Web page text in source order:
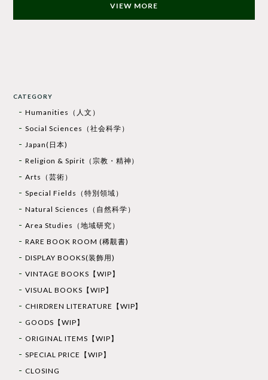
VIEW MORE
CATEGORY
Humanities（人文）
Social Sciences（社会科学）
Japan(日本)
Religion & Spirit（宗教・精神）
Arts（芸術）
Special Fields（特別領域）
Natural Sciences（自然科学）
Area Studies（地域研究）
RARE BOOK ROOM (稀覯書)
DISPLAY BOOKS(装飾用)
VINTAGE BOOKS【WIP】
VISUAL BOOKS【WIP】
CHIRDREN LITERATURE【WIP】
GOODS【WIP】
ORIGINAL ITEMS【WIP】
SPECIAL PRICE【WIP】
CLOSING